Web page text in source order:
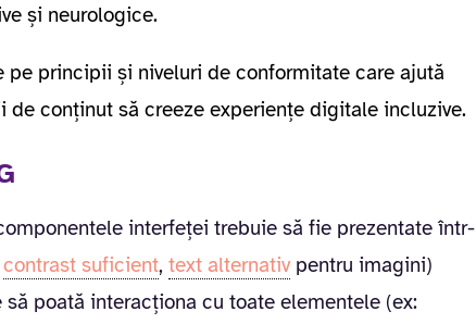
și neurologice.
pe principii și niveluri de conformitate care ajută
conținut să creeze experiențe digitale incluzive.
interfeței trebuie să fie prezentate într-
contrast suficient, text alternativpentru imagini)
poată interacționa cu toate elementele (ex: